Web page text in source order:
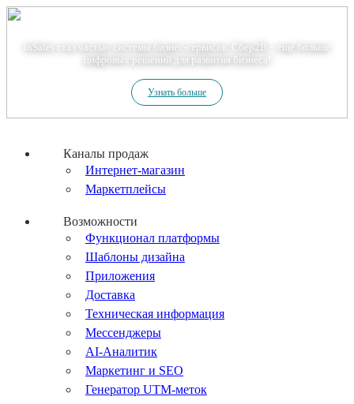
inSales стал частью системы бизнес-сервисов. Сбер2В – еще больше
цифровых решений для развития бизнеса!
Узнать больше
Каналы продаж
Интернет-магазин
Маркетплейсы
Возможности
Функционал платформы
Шаблоны дизайна
Приложения
Доставка
Техническая информация
Мессенджеры
AI-Аналитик
Маркетинг и SEO
Генератор UTM-меток